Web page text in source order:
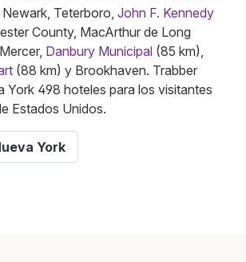
Teterboro, John F. Kennedy
County, MacArthur de Long
Danbury Municipal (85 km),
(88 km) y Brookhaven. Trabber
York 498 hoteles para los visitantes
Estados Unidos.
York